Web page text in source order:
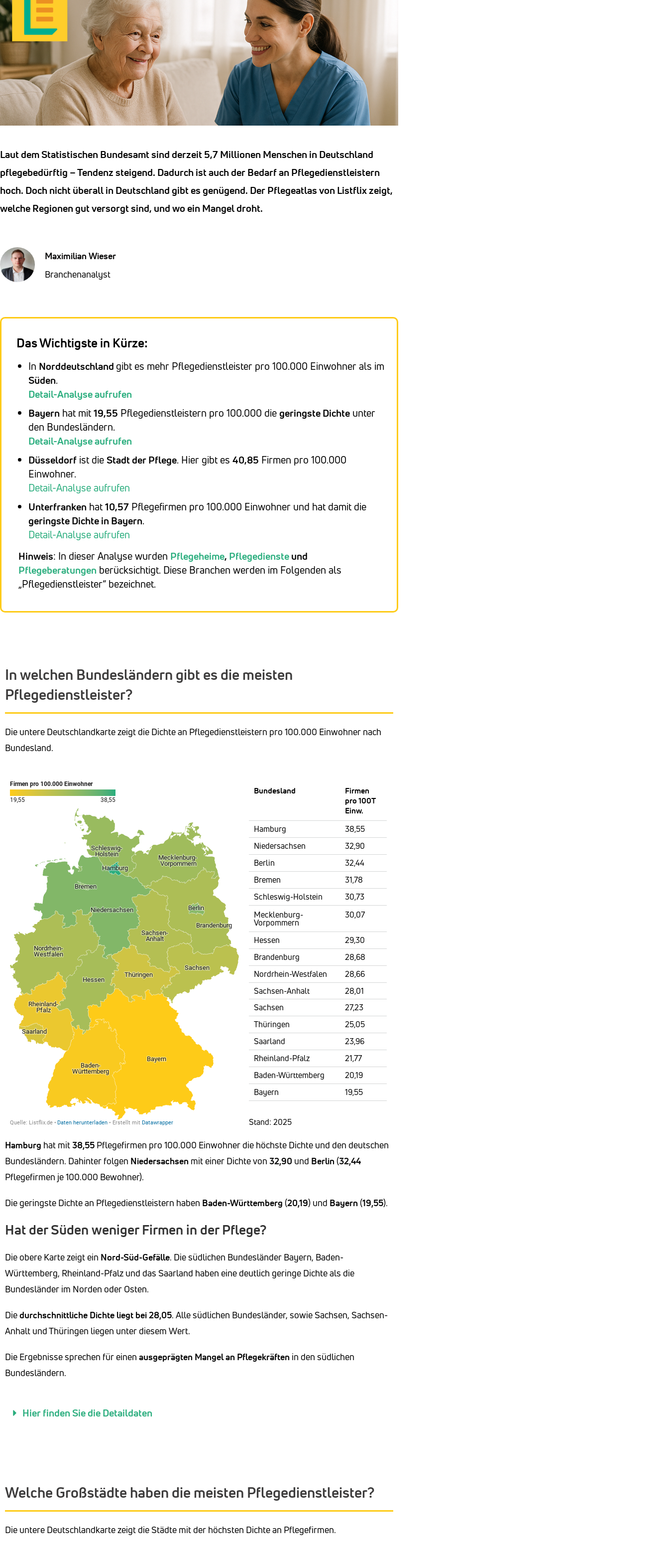
Laut dem Statistischen Bundesamt sind derzeit 5,7 Millionen Menschen in Deutschland
pflegebedürftig – Tendenz steigend. Dadurch ist auch der Bedarf an Pflegedienstleistern
hoch. Doch nicht überall in Deutschland gibt es genügend. Der Pflegeatlas von Listflix zeigt,
welche Regionen gut versorgt sind, und wo ein Mangel droht.
Maximilian Wieser
Branchenanalyst
Das Wichtigste in Kürze:
In Norddeutschland gibt es mehr Pflegedienstleister pro 100.000 Einwohner als im
Süden.
Detail-Analyse aufrufen
Bayern hat mit19,55 Pflegedienstleistern pro 100.000 diegeringste Dichte unter
den Bundesländern.
Detail-Analyse aufrufen
Düsseldorf ist die Stadt der Pflege. Hier gibt es 40,85 Firmen pro 100.000
Einwohner.
Detail-Analyse aufrufen
Unterfranken hat10,57 Pflegefirmen pro 100.000 Einwohner und hat damit die
geringste Dichte in Bayern.
Detail-Analyse aufrufen
Hinweis: In dieser Analyse wurden Pflegeheime, Pflegediensteund
Pflegeberatungen berücksichtigt. Diese Branchen werden im Folgenden als
„Pflegedienstleister“ bezeichnet.
In welchen Bundesländern gibt es die meisten
Pflegedienstleister?
Die untere Deutschlandkarte zeigt die Dichte an Pflegedienstleistern pro 100.000 Einwohner nach
Bundesland.
Bundesland
Firmen
pro 100T
Einw.
Hamburg
38,55
Niedersachsen
32,90
Berlin
32,44
Bremen
31,78
Schleswig-Holstein
30,73
Mecklenburg-
Vorpommern
30,07
Hessen
29,30
Brandenburg
28,68
Nordrhein-Westfalen
28,66
Sachsen-Anhalt
28,01
Sachsen
27,23
Thüringen
25,05
Saarland
23,96
Rheinland-Pfalz
21,77
Baden-Württemberg
20,19
Bayern
19,55
Stand: 2025
Hamburg hat mit38,55 Pflegefirmen pro 100.000 Einwohner die höchste Dichte und den deutschen
Bundesländern. Dahinter folgen Niedersachsen mit einer Dichte von 32,90 und Berlin (32,44
Pflegefirmen je 100.000 Bewohner).
Die geringste Dichte an Pflegedienstleistern haben Baden-Württemberg (20,19) und Bayern (19,55).
Hat der Süden weniger Firmen in der Pflege?
Die obere Karte zeigt ein Nord-Süd-Gefälle. Die südlichen Bundesländer Bayern, Baden-
Württemberg, Rheinland-Pfalz und das Saarland haben eine deutlich geringe Dichte als die
Bundesländer im Norden oder Osten.
Diedurchschnittliche Dichte liegt bei 28,05. Alle südlichen Bundesländer, sowie Sachsen, Sachsen-
Anhalt und Thüringen liegen unter diesem Wert.
Die Ergebnisse sprechen für einen ausgeprägten Mangelan Pflegekräften in den südlichen
Bundesländern.
Hier finden Sie die Detaildaten
Welche Großstädte haben die meisten Pflegedienstleister?
Die untere Deutschlandkarte zeigt die Städte mit der höchsten Dichte an Pflegefirmen.